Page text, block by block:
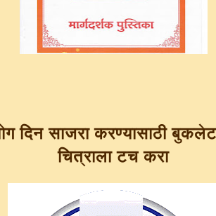
दिन साजरा करण्यासाठी
चित्राला टच करा